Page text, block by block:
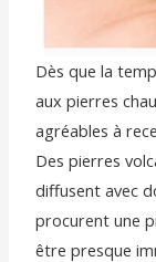
Dès que la
aux pierres
agréables à
Des pierres
diffusent avec
procurent une
être presque